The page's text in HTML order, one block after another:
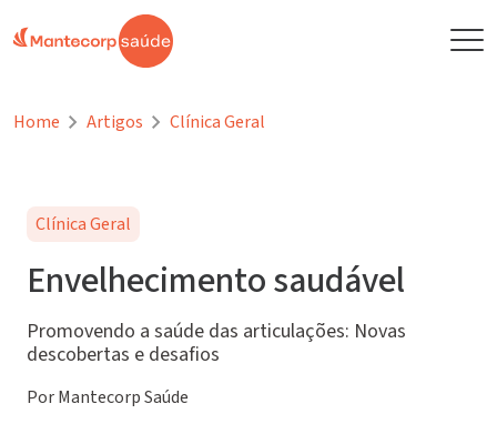
Home Artigos Clínica Geral
Clínica Geral
Envelhecimento saudável
Promovendo a saúde das articulações: Novas
descobertas e desafios
Por Mantecorp Saúde